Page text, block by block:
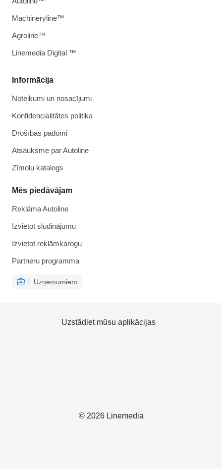
Informācija
Noteikumi un nosacījumi
Konfidencialitātes politika
Drošības padomi
Atsauksme par Autoline
Zīmolu katalogs
Mēs piedāvājam
Reklāma Autoline
Izvietot sludinājumu
Izvietot reklāmkarogu
Partneru programma
Uzņēmumiem
Machineryline™
Agroline™
Linemedia Digital ™
© 2026 Linemedia
Uzstādiet mūsu aplikācijas